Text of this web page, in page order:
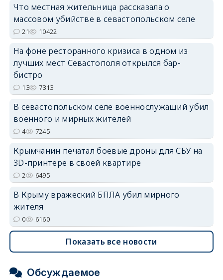
Что местная жительница рассказала о
массовом убийстве в севастопольском селе
21 10422
На фоне ресторанного кризиса в одном из
лучших мест Севастополя открылся бар-
бистро
13 7313
В севастопольском селе военнослужащий убил
военного и мирных жителей
4 7245
Крымчанин печатал боевые дроны для СБУ на
3D-принтере в своей квартире
2 6495
В Крыму вражеский БПЛА убил мирного
жителя
0 6160
Показать все новости
Обсуждаемое